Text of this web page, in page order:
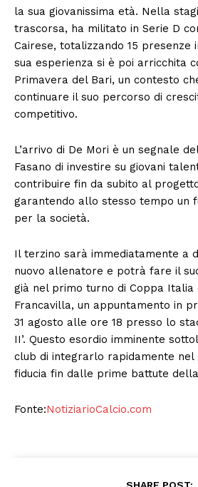
la sua giovanissima età. Nella
trascorsa, ha militato in Serie D
Cairese, totalizzando 15 presenze
sua esperienza si è poi arricchita
Primavera del Bari, un contesto
continuare il suo percorso di
competitivo.
L’arrivo di De Mori è un segnale
Fasano di investire su giovani
contribuire fin da subito al
garantendo allo stesso tempo un
per la società.
Il terzino sarà immediatamente a
nuovo allenatore e potrà fare il
già nel primo turno di Coppa Italia
Francavilla, un appuntamento in
31 agosto alle ore 18 presso lo
II’. Questo esordio imminente
club di integrarlo rapidamente nel
fiducia fin dalle prime battute
Fonte:NotiziarioCalcio.com